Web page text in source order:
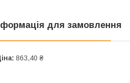
для замовлення
863,40 ₴